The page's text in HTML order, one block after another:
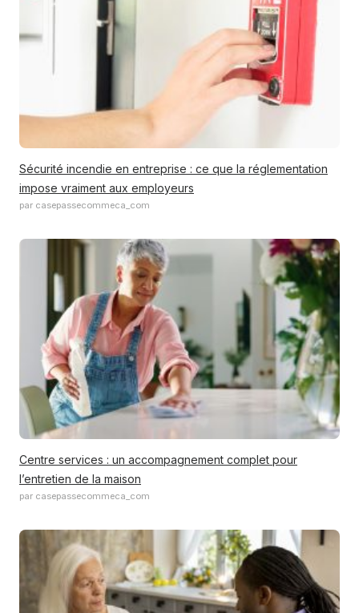
Sécurité incendie en entreprise : ce que la réglementation
impose vraiment aux employeurs
par casepassecommeca_com
Centre services : un accompagnement complet pour
l’entretien de la maison
par casepassecommeca_com